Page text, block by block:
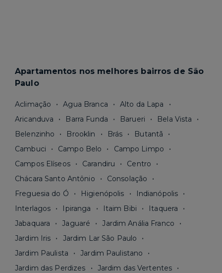
Apartamentos nos melhores bairros de São
Paulo
Aclimação Agua Branca
Alto da Lapa
Aricanduva
Barra Funda Barueri
Bela Vista
Belenzinho
Brooklin Brás
Butantã
Cambuci
Campo Belo
Campo Limpo
Campos Elíseos
Carandiru
Centro
Chácara Santo Antônio
Consolação
Freguesia do Ó
Higienópolis
Indianópolis
Interlagos
Ipiranga Itaim Bibi
Itaquera
Jabaquara
Jaguaré
Jardim Anália Franco
Jardim Iris
Jardim Lar São Paulo
Jardim Paulista
Jardim Paulistano
Jardim das Perdizes
Jardim das Vertentes